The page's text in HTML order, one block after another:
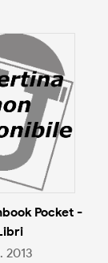
Pocket -
2013